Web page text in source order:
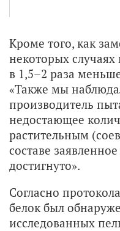
Кроме того, как
некоторых случаях
в 1,5–2 раза
«Также мы
производитель
недостающее
растительным
составе
достигнуто».
Согласно
белок был
исследованных